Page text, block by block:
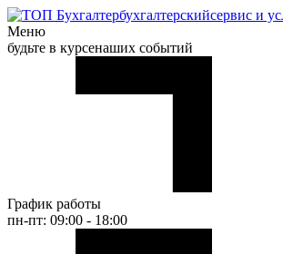
бухгалтерскийсервис и
Меню
будьте в курсенаших событий
График работы
пн-пт: 09:00 - 18:00